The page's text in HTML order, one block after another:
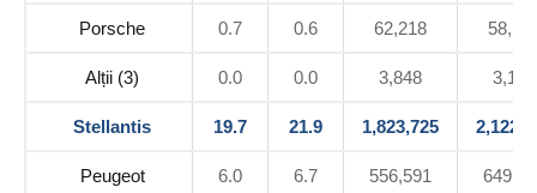
Porsche 0.7 0.6 62,218
Alții (3) 0.0 0.0 3,848 3,181
Stellantis 19.7 21.9 1,823,725
Peugeot 6.0 6.7 556,591